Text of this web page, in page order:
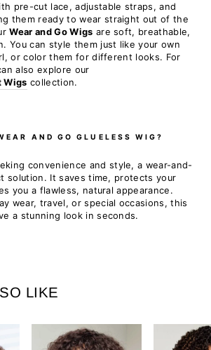
pre-cut lace, adjustable straps, and
them ready to wear straight out of the
Wear and Go Wigs are soft, breathable,
You can style them just like your own
or color them for different looks. For
also explore our
Wigs collection.
AND GO GLUELESS WIG?
convenience and style, a wear-and-
solution. It saves time, protects your
you a flawless, natural appearance.
wear, travel, or special occasions, this
a stunning look in seconds.
LIKE